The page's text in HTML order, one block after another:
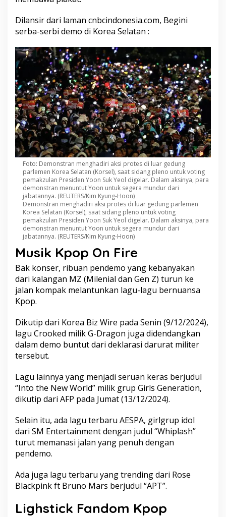
b
h
a
T
u
r
u
n
k
e
J
a
l
a
n
Dilansir dari laman cnbcindonesia.com, Begini
serba-serbi demo di Korea Selatan :
Foto: Demonstran menghadiri aksi protes di luar gedung
parlemen Korea Selatan (Korsel), saat sidang pleno untuk voting
pemakzulan Presiden Yoon Suk Yeol digelar. Dalam aksinya, para
demonstran menuntut Yoon untuk segera mundur dari
jabatannya. (REUTERS/Kim Kyung-Hoon)
Demonstran menghadiri aksi protes di luar gedung parlemen
Korea Selatan (Korsel), saat sidang pleno untuk voting
pemakzulan Presiden Yoon Suk Yeol digelar. Dalam aksinya, para
demonstran menuntut Yoon untuk segera mundur dari
jabatannya. (REUTERS/Kim Kyung-Hoon)
Musik Kpop On Fire
Bak konser, ribuan pendemo yang kebanyakan
dari kalangan MZ (Milenial dan Gen Z) turun ke
jalan kompak melantunkan lagu-lagu bernuansa
Kpop.
Dikutip dari Korea Biz Wire pada Senin (9/12/2024),
lagu Crooked milik G-Dragon juga didendangkan
dalam demo buntut dari deklarasi darurat militer
tersebut.
Lagu lainnya yang menjadi seruan keras berjudul
“Into the New World” milik grup Girls Generation,
dikutip dari AFP pada Jumat (13/12/2024).
Selain itu, ada lagu terbaru AESPA, girlgrup idol
dari SM Entertainment dengan judul “Whiplash”
turut memanasi jalan yang penuh dengan
pendemo.
Ada juga lagu terbaru yang trending dari Rose
Blackpink ft Bruno Mars berjudul “APT”.
Lighstick Fandom Kpop